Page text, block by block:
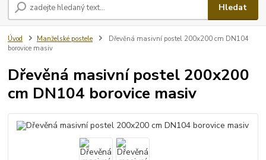
Hledat
Úvod Manželské postele
Dřevěná masivní postel 200x200 cm DN104
borovice masiv
Dřevěná masivní postel 200x200
cm DN104 borovice masiv